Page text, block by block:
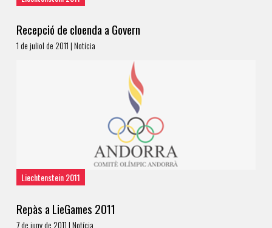
Recepció de cloenda a Govern
1 de juliol de 2011 | Notícia
Liechtenstein 2011
Repàs a LieGames 2011
7 de juny de 2011 | Notícia